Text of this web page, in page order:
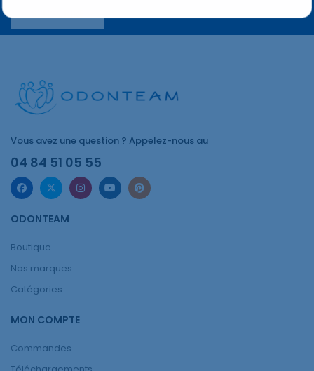
Vous avez une question ? Appelez-nous au
04 84 51 05 55
ODONTEAM
Boutique
Nos marques
Catégories
MON COMPTE
Commandes